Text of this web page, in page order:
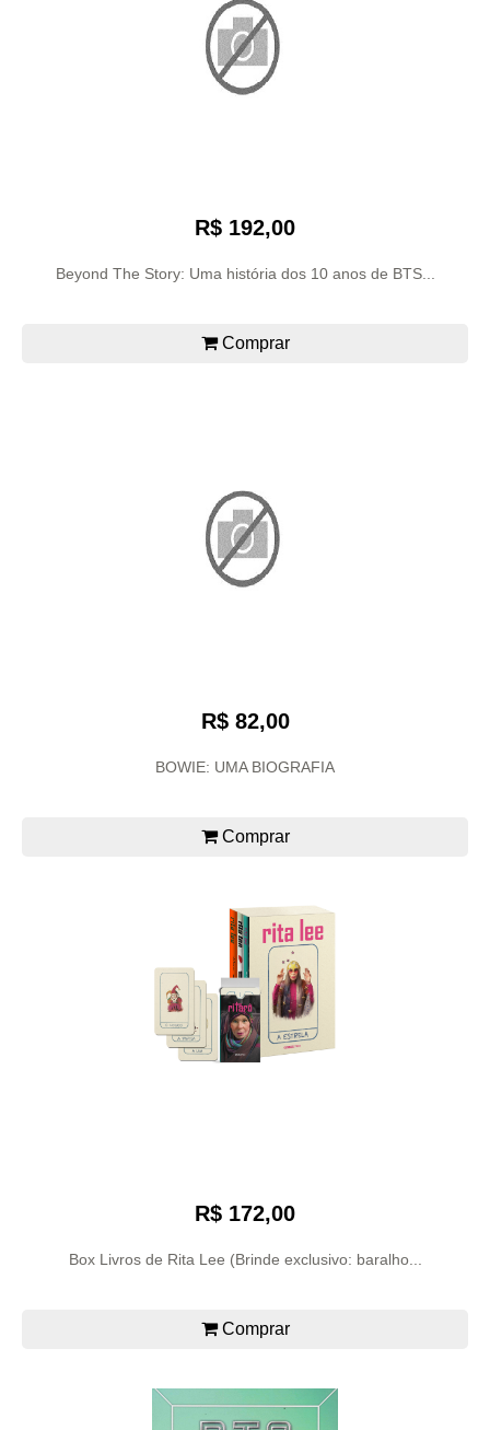
R$ 192,00
Beyond The Story: Uma história dos 10 anos de BTS...
Comprar
R$ 82,00
BOWIE: UMA BIOGRAFIA
Comprar
R$ 172,00
Box Livros de Rita Lee (Brinde exclusivo: baralho...
Comprar